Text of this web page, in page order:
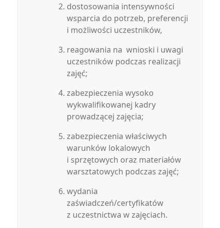
dostosowania intensywności
wsparcia do potrzeb, preferencji
i możliwości uczestników,
reagowania na wnioski i uwagi
uczestników podczas realizacji
zajęć;
zabezpieczenia wysoko
wykwalifikowanej kadry
prowadzącej zajęcia;
zabezpieczenia właściwych
warunków lokalowych
i sprzętowych oraz materiałów
warsztatowych podczas zajęć;
wydania
zaświadczeń/certyfikatów
z uczestnictwa w zajęciach.